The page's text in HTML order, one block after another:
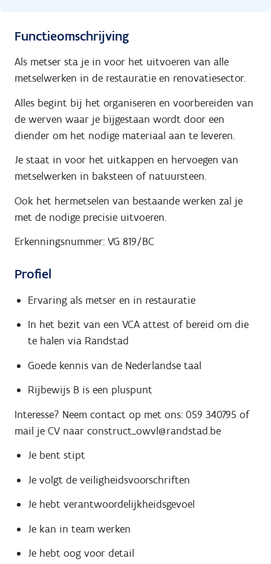
Functieomschrijving
Als metser sta je in voor het uitvoeren van alle
metselwerken in de restauratie en renovatiesector.
Alles begint bij het organiseren en voorbereiden van
de werven waar je bijgestaan wordt door een
diender om het nodige materiaal aan te leveren.
Je staat in voor het uitkappen en hervoegen van
metselwerken in baksteen of natuursteen.
Ook het hermetselen van bestaande werken zal je
met de nodige precisie uitvoeren.
Erkenningsnummer: VG 819/BC
Profiel
Ervaring als metser en in restauratie
In het bezit van een VCA attest of bereid om die
te halen via Randstad
Goede kennis van de Nederlandse taal
Rijbewijs B is een pluspunt
Interesse? Neem contact op met ons: 059 340795 of
mail je CV naar construct_owvl@randstad.be
Je bent stipt
Je volgt de veiligheidsvoorschriften
Je hebt verantwoordelijkheidsgevoel
Je kan in team werken
Je hebt oog voor detail